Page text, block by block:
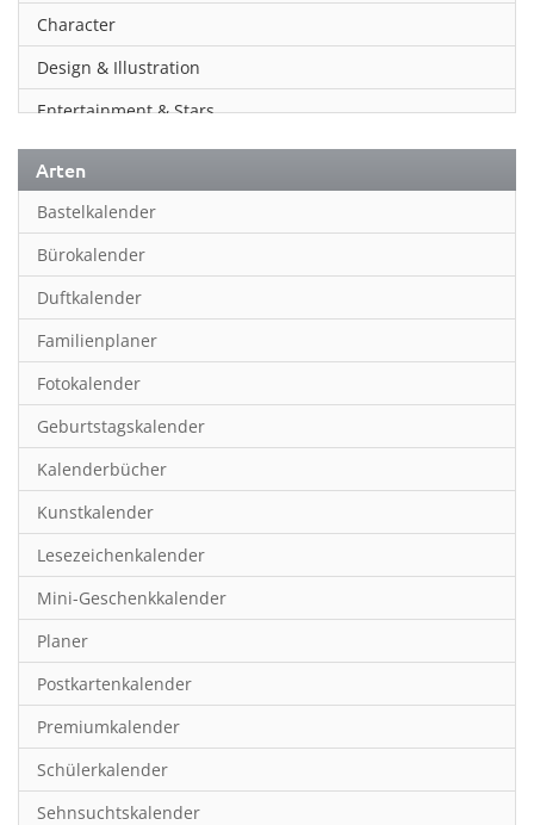
Character
Design & Illustration
Entertainment & Stars
Erotik
Essen & Trinken
Familienplaner
Fantasy
Film
Fotokunst
Frauen
Fußball
Gaming
Geburtstagskalender
Geschichte
Hobby & Basteln
Humor & Cartoon
Inspiration & Entspannung
Inspiration & Spiritualität
Kinderkalender
Arten
Bastelkalender
Bürokalender
Duftkalender
Familienplaner
Fotokalender
Geburtstagskalender
Kalenderbücher
Kunstkalender
Lesezeichenkalender
Mini-Geschenkkalender
Planer
Postkartenkalender
Premiumkalender
Schülerkalender
Sehnsuchtskalender